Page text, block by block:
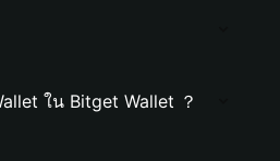
ใน Bitget Wallet ？